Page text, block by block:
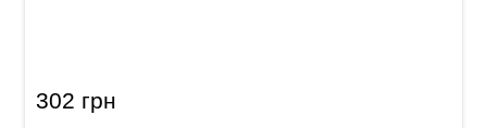
302 грн